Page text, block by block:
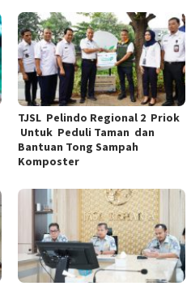
TJSL Pelindo Regional 2 Priok
Untuk Peduli Taman dan
Bantuan Tong Sampah
Komposter